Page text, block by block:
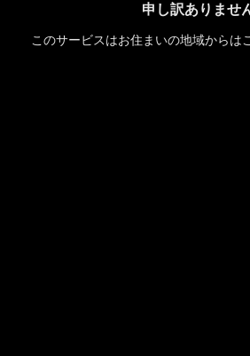
申し訳ありませ
このサービスはお住まいの地域からは